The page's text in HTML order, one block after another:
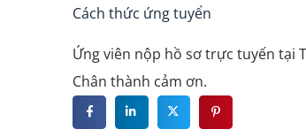
Cách thức ứng tuyển
Ứng viên nộp hồ sơ trực tuyến tại
Chân thành cảm ơn.